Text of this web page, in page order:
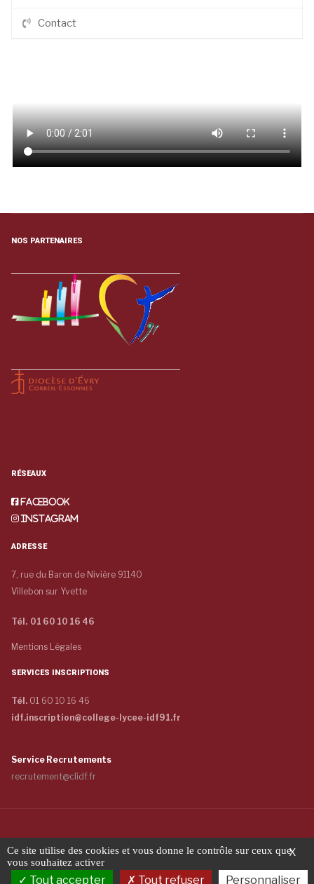
Contact
NOS PARTENAIRES
RÉSEAUX
Facebook
Instagram
ADRESSE
7, rue du Baron de Nivière 91140
Villebon sur Yvette
Tél. 01 60 10 16 46
Mentions Légales
SERVICES INSCRIPTIONS
Tél. 01 60 10 16 46
idf.inscription@college-lycee-idf91.fr
Service Recrutements
recrutement@clidf.fr
Copyright © 2026 COLLÈGE ET LYCÉE - INTERNAT DE L'ILE-DE-FRANCE -
Tous droits réservés
X
Ce site utilise des cookies et vous donne le contrôle sur ceux que
vous souhaitez activer
Tout accepter Tout refuser Personnaliser